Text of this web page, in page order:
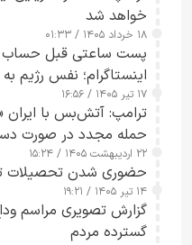
خواهد شد
۱۸ خرداد ۱۴۰۵ / ۰۱:۳۳
پست ساعتی قبل حساب
اینستاگرام؛ نفس رژیم
۱۷ تیر ۱۴۰۵ / ۱۶:۵۶
ترامپ: آتش‌بس با ایران
حمله مجدد در صورت
۲۲ اردیبهشت ۱۴۰۵ / ۱۵:۲۴
حضوری شدن تحصیلات
۱۴ تیر ۱۴۰۵ / ۱۹:۲۱
گزارش تصویری مراسم
گسترده مردم